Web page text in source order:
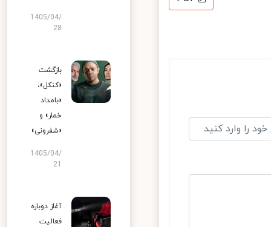
1405/04/
28
بازگشت
«کنکل»،
«بامداد
خمار» و
«شفرونی»
1405/04/
آغاز دوباره
فعالیت